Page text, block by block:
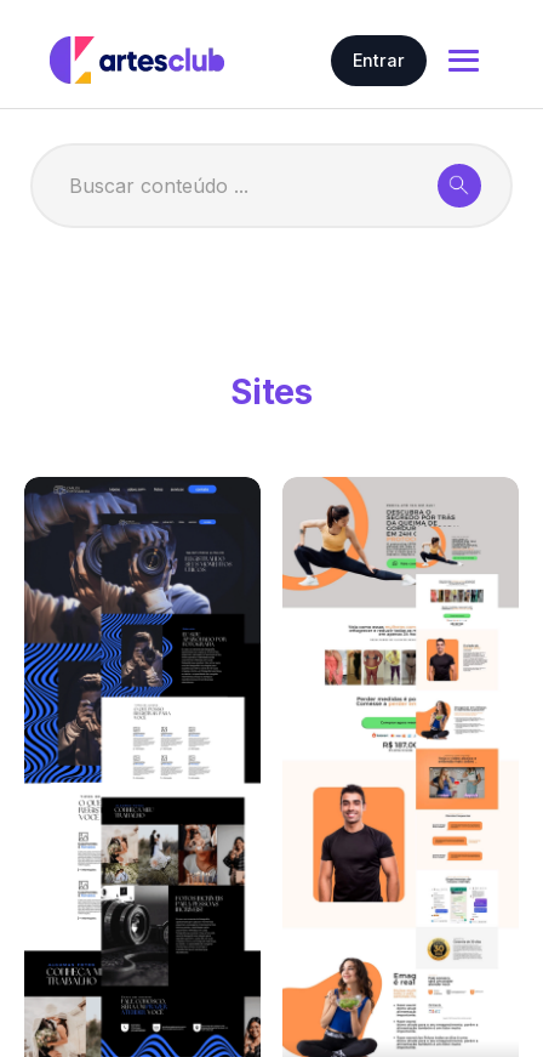
Nosso conteúdo
Cartões Interativos
Convites Interativos
Cardápios
Apresentações
E-books
Sites
Elementos Gráficos
Efeitos
Texturas
Entrar
Sites